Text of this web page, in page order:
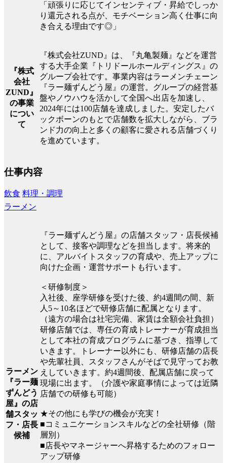
「頑張りに応じてインセンティブ・昇給でしっか
り還元される点が、モチベーション高く仕事に向
き合える理由です◎」
『株式
会社
ZUND』
の事業
につい
て
『株式会社ZUND』は、『丸亀製麺』などを運営
する大手企業『トリドールホールディングス』の
グループ会社です。事業内容はラーメンチェーン
『ラー麺ずんどう屋』の運営。グループの経営基
盤やノウハウを活かして全国へ出店を加速し、
2024年には100店舗を達成しました。安定したバ
ックボーンのもとで店舗数を拡大しながら、ブラ
ンド力の向上と多くの顧客に愛される店舗づくり
を進めています。
仕事内容
飲食 料理・調理
ラーメン
ラーメン
『ラー麺
ずんどう
屋』の店
舗スタッ
フ・店長
候補
『ラー麺ずんどう屋』の店舗スタッフ・店長候補
として、接客や調理などを担当します。将来的
に、アルバイトスタッフの育成や、売上アップに
向けた企画・運営サポートも行います。
＜研修制度＞
入社後、座学研修を受けた後、約4週間の間、新
人5～10名ほどで研修店舗に配属となります。
（遠方の場合は社宅完備、家賃は全額会社負担）
研修店舗では、専任の育成トレーナーが育成担当
として本社の育成プログラムに基づき、指導して
いきます。トレーナー以外にも、研修店舗の店長
や先輩社員、スタッフさんがそばで見守ってお教
えしていきます。約4週間後、配属店舗に戻って
現場に出ます。（介護や家庭事情によっては近隣
店舗での研修も可能）
★その他にも学びの機会が充実！
■コミュニケーションスキルなどの全社研修（階
層別）
■店長やマネージャーへ昇格するためのフォロー
アップ研修